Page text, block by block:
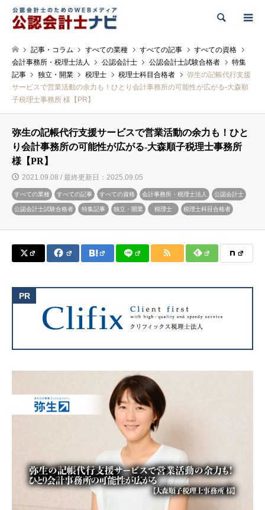
検索
記事・コラム すべての業種 すべての記事
すべての資格
会計事務所・税理士法人
公認会計士 公認会計士試験合格者
特集
記事
独立・開業 税理士 税理士科目合格者
弥生の記帳代行支援
サービスで営業活動の余力も！ひとり会計事務所の可能性が広がる-大森順
子税理士事務所 様【PR】
弥生の記帳代行支援サービスで営業活動の余力も！ひと
り会計事務所の可能性が広がる-大森順子税理士事務所
様【PR】
2021.09.08 / 最終更新日：2025.09.05
すべての業種 すべての記事 すべての資格 会計事務所・税理士法人 公認会計士
公認会計士試験合格者 特集記事 独立・開業 税理士 税理士科目合格者